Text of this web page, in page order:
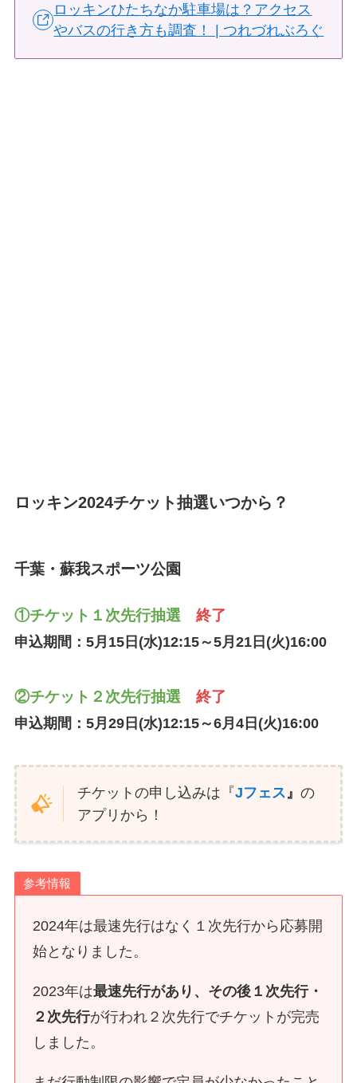
ロッキンひたちなか駐車場は？アクセス
やバスの行き方も調査！ | つれづれぶろぐ
ロッキン2024チケット抽選いつから？
千葉・蘇我スポーツ公園
①チケット１次先行抽選 終了
申込期間：5月15日(水)12:15～5月21日(火)16:00
②チケット２次先行抽選 終了
申込期間：5月29日(水)12:15～6月4日(火)16:00
チケットの申し込みは『Jフェス 』の
アプリから！
参考情報
2024年は最速先行はなく１次先行から応募開
始となりました。
2023年は最速先行があり、その後１次先行・
２次先行が行われ２次先行でチケットが完売
しました。